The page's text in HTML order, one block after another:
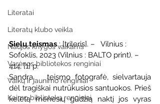
Literatai
Literatų klubo veikla
Naujos knygos vaikams
Varėnos bibliotekos renginiai
Vaikų ir jaunimo renginiai
Kaimo bibliotekų renginiai
Sielų teismas : [trileris]. –   Vilnius :
Sofoklis, 2023 (Vilnius : BALTO print). –
414, [1] p.
Sandra,   teismo fotografė, sielvartauja
dėl tragiškai nutrūkusios santuokos. Prieš
keletą mėnesių gūdžią naktį jos vyras